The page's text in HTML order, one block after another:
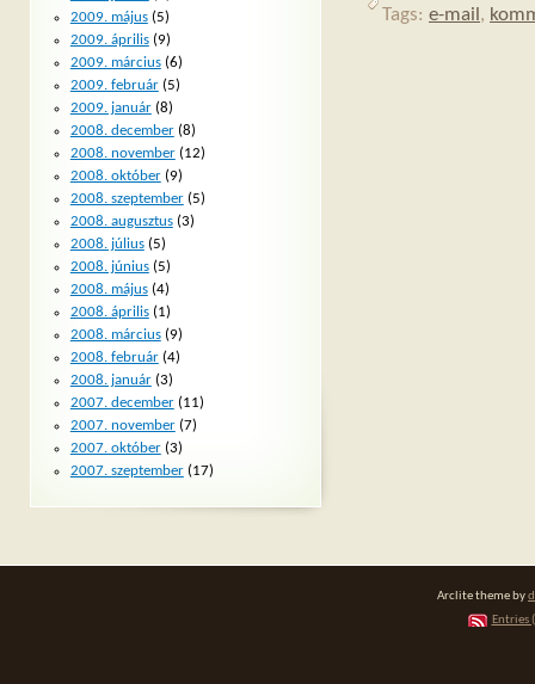
Tags: e-mail ,
2009. május(5)
2009. április(9)
2009. március(6)
2009. február(5)
2009. január(8)
2008. december(8)
2008. november(12)
2008. október(9)
2008. szeptember(5)
2008. augusztus(3)
2008. július(5)
2008. június(5)
2008. május(4)
2008. április(1)
2008. március(9)
2008. február(4)
2008. január(3)
2007. december(11)
2007. november(7)
2007. október(3)
2007. szeptember(17)
Arclite theme by
Entries